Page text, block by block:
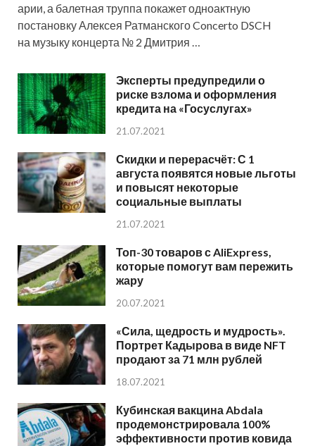
арии, а балетная труппа покажет одноактную
постановку Алексея Ратманского Concerto DSCH
на музыку концерта № 2 Дмитрия …
Эксперты предупредили о
риске взлома и оформления
кредита на «Госуслугах»
21.07.2021
Скидки и перерасчёт: С 1
августа появятся новые льготы
и повысят некоторые
социальные выплаты
21.07.2021
Топ-30 товаров с AliExpress,
которые помогут вам пережить
жару
20.07.2021
«Сила, щедрость и мудрость».
Портрет Кадырова в виде NFT
продают за 71 млн рублей
18.07.2021
Кубинская вакцина Abdala
продемонстрировала 100%
эффективности против ковида